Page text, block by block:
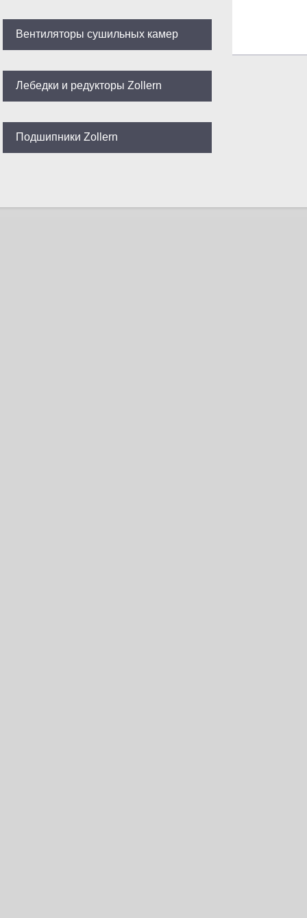
Вентиляторы сушильных камер
Лебедки и редукторы Zollern
Подшипники Zollern